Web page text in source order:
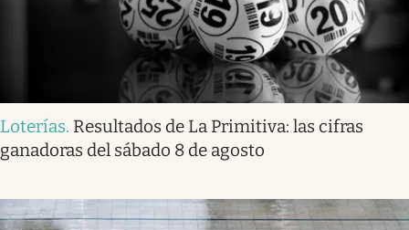
Loterías. Resultados de La Primitiva: las cifras
ganadoras del sábado 8 de agosto